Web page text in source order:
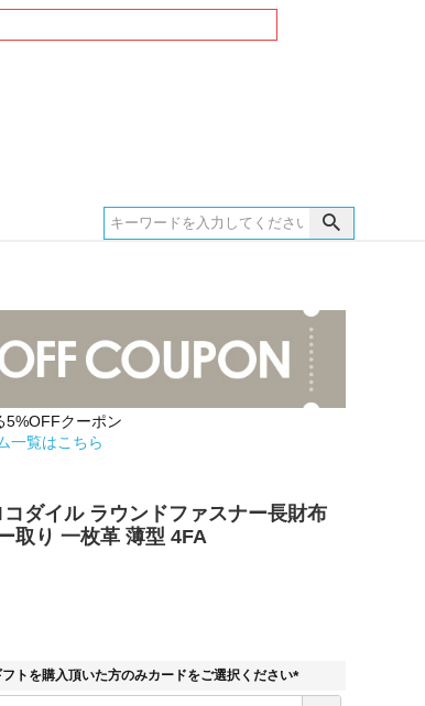
5%OFFクーポン
一覧はこちら
ダイル ラウンドファスナー長財布
取り 一枚革 薄型 4FA
トを購入頂いた方のみカードをご選択ください
(